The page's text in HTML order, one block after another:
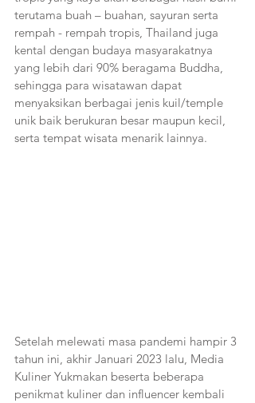
terutama buah – buahan, sayuran serta
rempah - rempah tropis, Thailand juga
kental dengan budaya masyarakatnya
yang lebih dari 90% beragama Buddha,
sehingga para wisatawan dapat
menyaksikan berbagai jenis kuil/temple
unik baik berukuran besar maupun kecil,
serta tempat wisata menarik lainnya.
Setelah melewati masa pandemi hampir 3
tahun ini, akhir Januari 2023 lalu, Media
Kuliner Yukmakan beserta beberapa
penikmat kuliner dan influencer kembali